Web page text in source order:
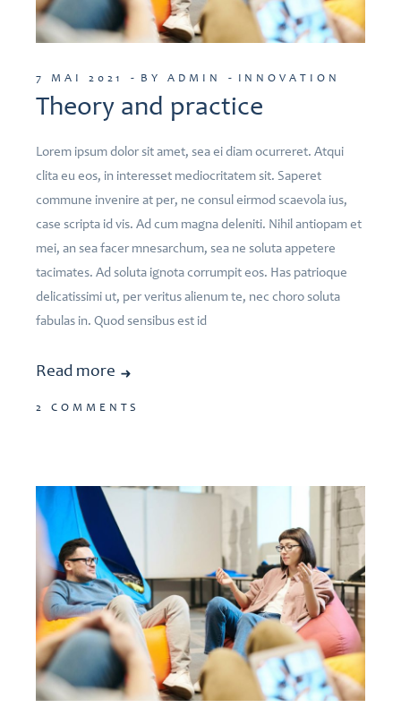
7 MAI 2021 BY ADMIN INNOVATION
Theory and practice
Lorem ipsum dolor sit amet, sea ei diam ocurreret. Atqui
clita eu eos, in interesset mediocritatem sit. Saperet
commune invenire at per, ne consul eirmod scaevola ius,
case scripta id vis. Ad cum magna deleniti. Nihil antiopam et
mei, an sea facer mnesarchum, sea ne soluta appetere
tacimates. Ad soluta ignota corrumpit eos. Has patrioque
delicatissimi ut, per veritus alienum te, nec choro soluta
fabulas in. Quod sensibus est id
Read more
2 COMMENTS